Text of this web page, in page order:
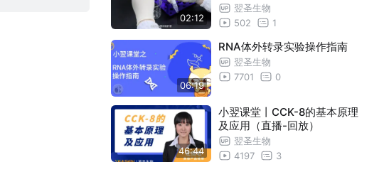
02:12
翌圣生物
502
1
06:19
RNA体外转录实验操作指南
翌圣生物
7701
0
46:44
小翌课堂丨CCK-8的基本原理
及应用（直播-回放）
翌圣生物
4197
3